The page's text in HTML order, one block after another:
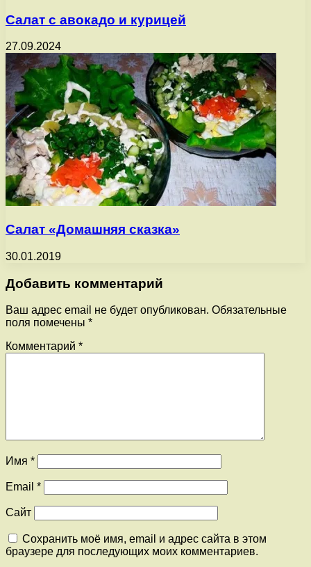
Салат с авокадо и курицей
27.09.2024
Салат «Домашняя сказка»
30.01.2019
Добавить комментарий
Ваш адрес email не будет опубликован. Обязательные
поля помечены *
Комментарий *
Имя *
Email *
Сайт
Сохранить моё имя, email и адрес сайта в этом
браузере для последующих моих комментариев.